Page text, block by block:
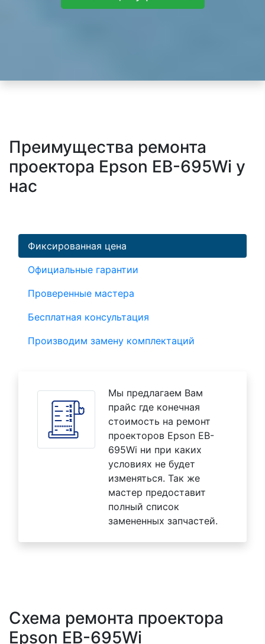
Преимущества ремонта
проектора Epson EB-695Wi у
нас
Фиксированная цена
Официальные гарантии
Проверенные мастера
Бесплатная консультация
Производим замену комплектаций
Мы предлагаем Вам
прайс где конечная
стоимость на ремонт
проекторов Epson EB-
695Wi ни при каких
условиях не будет
изменяться. Так же
мастер предоставит
полный список
замененных запчастей.
Схема ремонта проектора
Epson EB-695Wi